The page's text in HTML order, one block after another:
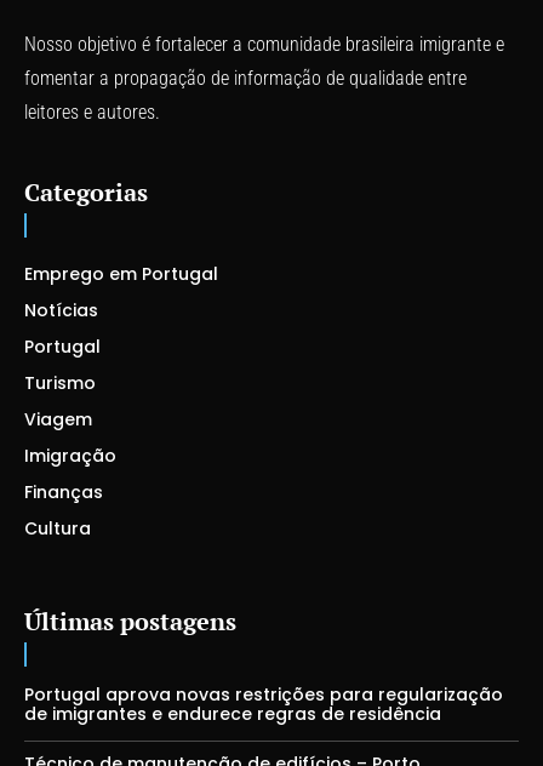
Nosso objetivo é fortalecer a comunidade brasileira imigrante e
fomentar a propagação de informação de qualidade entre
leitores e autores.
Categorias
Emprego em Portugal
Notícias
Portugal
Turismo
Viagem
Imigração
Finanças
Cultura
Últimas postagens
Portugal aprova novas restrições para regularização
de imigrantes e endurece regras de residência